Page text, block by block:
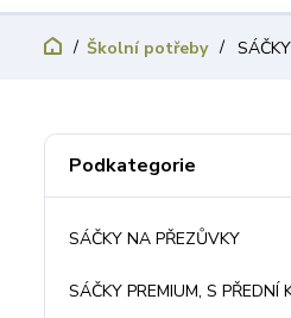
Školní potřeby
Podkategorie
SÁČKY NA PŘEZŮVKY
SÁČKY PREMIUM, S PŘEDNÍ